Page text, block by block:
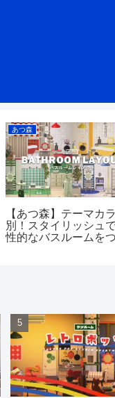
あつ森
【あつ森】テーマカ
別！スタイリッシュ
性的なバスルームを